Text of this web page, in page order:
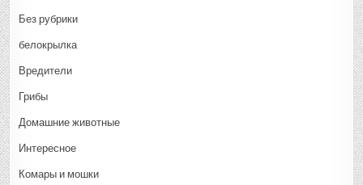
Без рубрики
белокрылка
Вредители
Грибы
Домашние животные
Интересное
Комары и мошки